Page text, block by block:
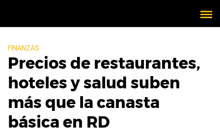
FINANZAS
Precios de restaurantes,
hoteles y salud suben
más que la canasta
básica en RD